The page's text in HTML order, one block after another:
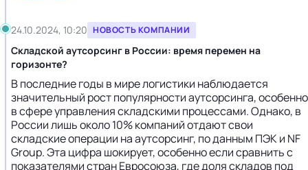
24.10.2024, 10:20 НОВОСТЬ КОМПАНИИ
Складской аутсорсинг в России: время перемен на
горизонте?
В последние годы в мире логистики наблюдается
значительный рост популярности аутсорсинга, особенно
в сфере управления складскими процессами. Однако, в
России лишь около 10% компаний отдают свои
складские операции на аутсорсинг, по данным ПЭК и NF
Group. Эта цифра шокирует, особенно если сравнить с
показателями стран Евросоюза, где доля складов под